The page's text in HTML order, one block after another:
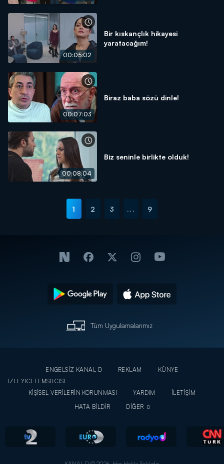
00:05:02
Bir kıskançlık hikayesi
yaratacağım!
00:07:03
Biraz baba sözü dinle!
00:08:04
Biz seninle birlikte olduk!
1 2 3 ... 9
Tüm Uygulamalarımız
ENGELSİZ KANAL D REKLAM
KÜNYE
İZLEYİCİ TEMSİLCİSİ
KİŞİSEL VERİLERİN KORUNMASI
YARDIM
İLETİŞİM
HATA BİLDİR
DİĞER